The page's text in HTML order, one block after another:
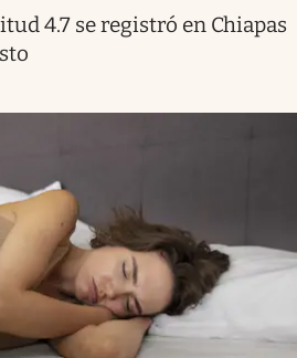
4.7 se registró en Chiapas